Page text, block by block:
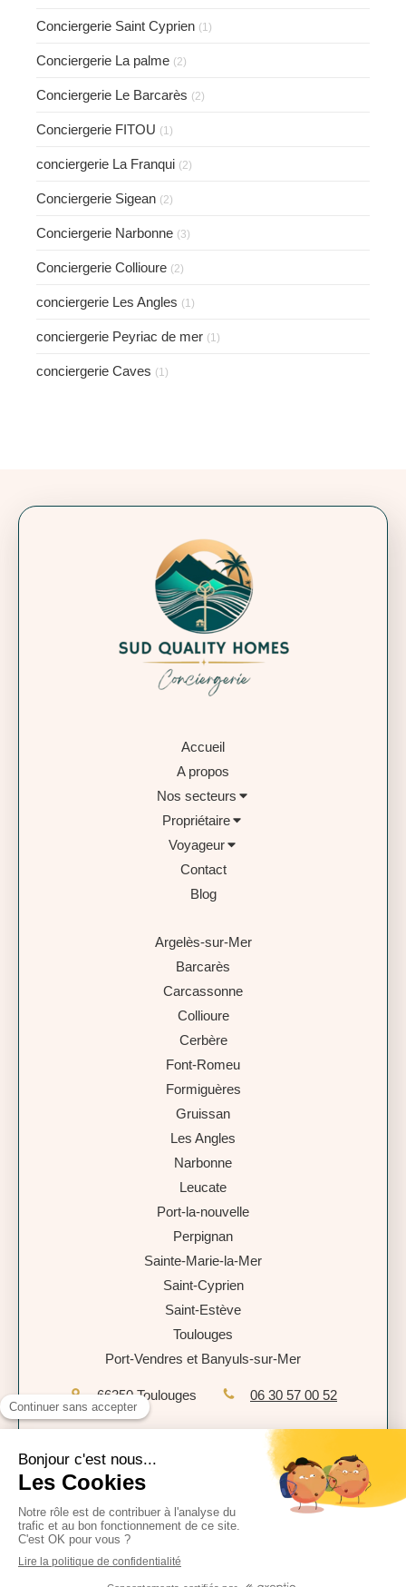
Conciergerie Saint Cyprien (1)
Conciergerie La palme (2)
Conciergerie Le Barcarès (2)
Conciergerie FITOU (1)
conciergerie La Franqui (2)
Conciergerie Sigean (2)
Conciergerie Narbonne (3)
Conciergerie Collioure (2)
conciergerie Les Angles (1)
conciergerie Peyriac de mer (1)
conciergerie Caves (1)
Accueil
A propos
Nos secteurs
Propriétaire
Voyageur
Contact
Blog
Argelès-sur-Mer
Barcarès
Carcassonne
Collioure
Cerbère
Font-Romeu
Formiguères
Gruissan
Les Angles
Narbonne
Leucate
Port-la-nouvelle
Perpignan
Sainte-Marie-la-Mer
Saint-Cyprien
Saint-Estève
Toulouges
Port-Vendres et Banyuls-sur-Mer
66350 Toulouges 06 30 57 00 52
Mentions légales
Politique de confidentialité
CGU